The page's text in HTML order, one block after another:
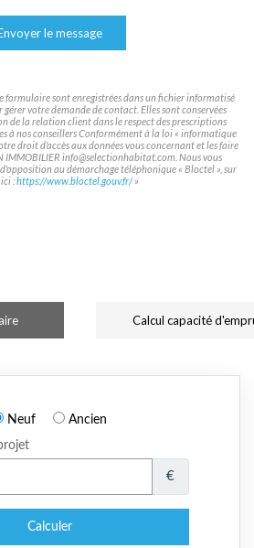
le message
formulaire sont enregistrées dans un fichier informatisé
votre demande de contact. Elles sont conservées
de la relation client dans le respect des prescriptions
à nos conseillers Conformément à la loi « informatique
droit d'accès aux données vous concernant et les faire
IMMOBILIER info@selectionhabitat.com. Nous vous
au démarchage téléphonique « Bloctel », sur
:https://www.bloctel.gouv.fr/»
Calcul capacité